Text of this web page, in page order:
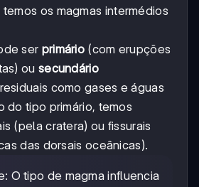
os magmas intermédios
ser primário (com erupções
ou secundário
como gases e águas
do tipo primário, temos
(pela cratera) ou fissurais
das dorsais oceânicas).
O tipo de magma influencia